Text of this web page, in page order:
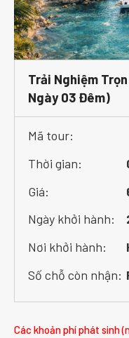
Trải Nghiệm
Ngày 03 Đêm)
Mã tour:
Thời gian:
Giá:
Ngày khởi hành:
Nơi khởi hành:
Số chỗ còn nhận:
Các khoản phí phát sinh